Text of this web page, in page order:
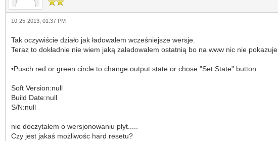
10-25-2013, 01:37 PM
Tak oczywiście działo jak ładowałem wcześniejsze wersje.
Teraz to dokładnie nie wiem jaką załadowałem ostatnią bo na www nic nie pokazuje.
•Pusch red or green circle to change output state or chose "Set State" button.
Soft Version:null
Build Date:null
S/N:null
nie doczytałem o wersjonowaniu płyt.....
Czy jest jakaś możliwośc hard resetu?